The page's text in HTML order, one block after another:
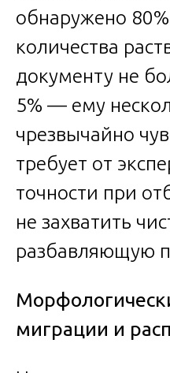
обнаружено
количества
документу не
5% — ему
чрезвычайно
требует от
точности при
не захватить
разбавляющую
миграции и